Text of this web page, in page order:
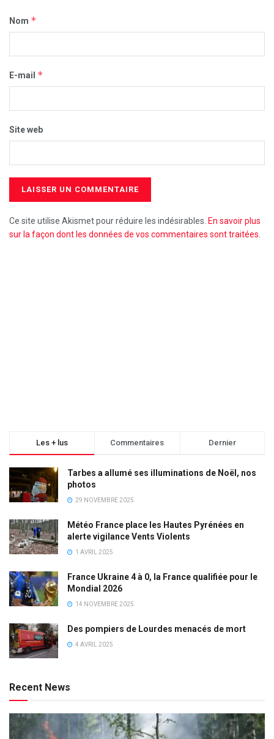
Nom *
E-mail *
Site web
Ce site utilise Akismet pour réduire les indésirables. En savoir plus
sur la façon dont les données de vos commentaires sont traitées.
Les + lus Commentaires Dernier
Tarbes a allumé ses illuminations de Noël, nos
photos
29 NOVEMBRE 2025
Météo France place les Hautes Pyrénées en
alerte vigilance Vents Violents
1 AVRIL 2025
France Ukraine 4 à 0, la France qualifiée pour le
Mondial 2026
14 NOVEMBRE 2025
Des pompiers de Lourdes menacés de mort
4 AVRIL 2025
Recent News